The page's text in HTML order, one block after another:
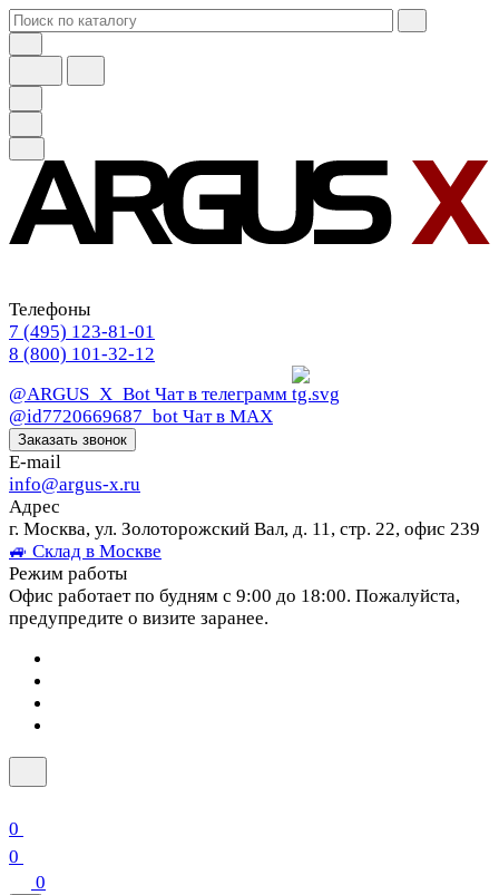
Телефоны
7 (495) 123-81-01
8 (800) 101-32-12
@ARGUS_X_Bot Чат в телеграмм
@id7720669687_bot Чат в МАХ
Заказать звонок
E-mail
info@argus-x.ru
Адрес
г. Москва, ул. Золоторожский Вал, д. 11, стр. 22, офис 239
🚙 Склад в Москве
Режим работы
Офис работает по будням с 9:00 до 18:00. Пожалуйста,
предупредите о визите заранее.
0
0
0